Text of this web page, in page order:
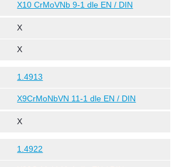
X10 CrMoVNb 9-1 dle EN / DIN
X
X
1.4913
X9CrMoNbVN 11-1 dle EN / DIN
X
1.4922